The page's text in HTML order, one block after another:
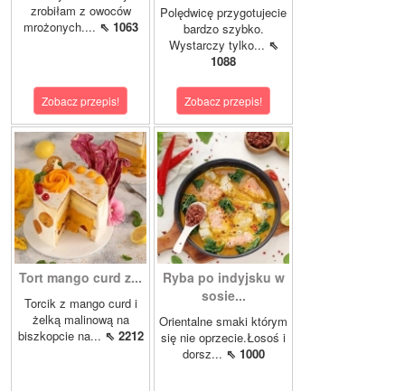
zrobiłam z owoców
mrożonych.... ⇖ 1063
Zobacz przepis!
Polędwicę przygotujecie
bardzo szybko.
Wystarczy tylko... ⇖
1088
Zobacz przepis!
Tort mango curd z...
Torcik z mango curd i
żelką malinową na
biszkopcie na... ⇖ 2212
Ryba po indyjsku w
sosie...
Orientalne smaki którym
się nie oprzecie.Łosoś i
dorsz... ⇖ 1000